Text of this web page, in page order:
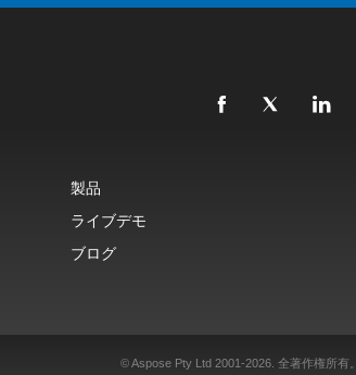
製品
ライブデモ
ブログ
© Aspose Pty Ltd 2001-2026. 全著作権所有。